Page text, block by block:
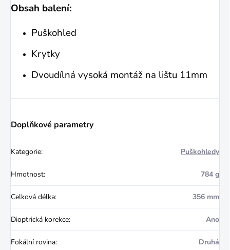
Obsah balení:
Puškohled
Krytky
Dvoudílná vysoká montáž na lištu 11mm
Doplňkové parametry
Kategorie: Puškohledy
Hmotnost: 784 g
Celková délka: 356 mm
Dioptrická korekce: Ano
Fokální rovina: Druhá